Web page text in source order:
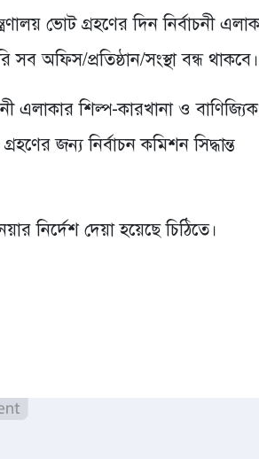
ভোট গ্রহণের দিন নির্বাচনী
অফিস/প্রতিষ্ঠান/সংস্থা বন্ধ থাকবে।
এলাকার শিল্প-কারখানা ও বাণিজ্যিক
জন্য নির্বাচন কমিশন সিদ্ধান্ত
নির্দেশ দেয়া হয়েছে চিঠিতে।